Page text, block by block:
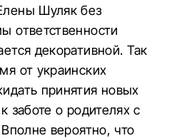
Шуляк без
ответственности
декоративной. Так
от украинских
принятия новых
заботе о родителях с
вероятно, что